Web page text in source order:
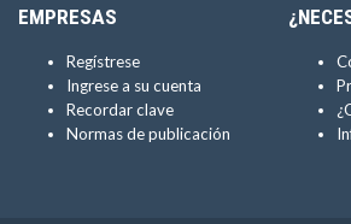
EMPRESAS
Regístrese
Ingrese a su cuenta
Recordar clave
Normas de publicación